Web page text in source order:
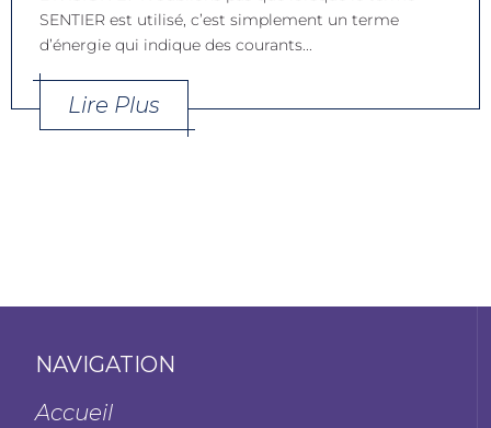
SENTIER est utilisé, c’est simplement un terme
d’énergie qui indique des courants...
Lire Plus
NAVIGATION
Accueil